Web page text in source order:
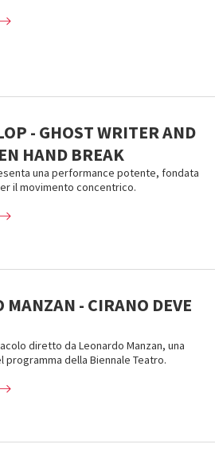
- GHOST WRITER AND
HAND BREAK
una performance potente, fondata
il movimento concentrico.
MANZAN - CIRANO DEVE
diretto da Leonardo Manzan, una
programma della Biennale Teatro.